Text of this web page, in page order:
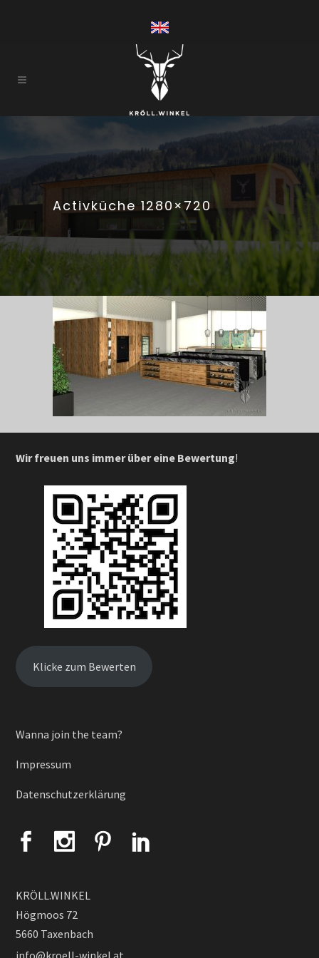
Activküche 1280×720
Wir freuen uns immer über eine Bewertung!
Klicke zum Bewerten
Wanna join the team?
Impressum
Datenschutzerklärung
KRÖLL.WINKEL
Högmoos 72
5660 Taxenbach
info@kroell-winkel.at